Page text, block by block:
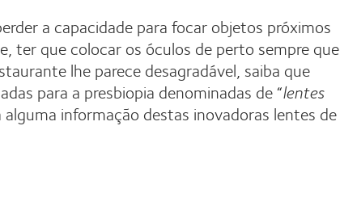
a capacidade para focar objetos próximos
ter que colocar os óculos de perto sempre que
lhe parece desagradável, saiba que
para a presbiopia denominadas de “lentes
informação destas inovadoras lentes de